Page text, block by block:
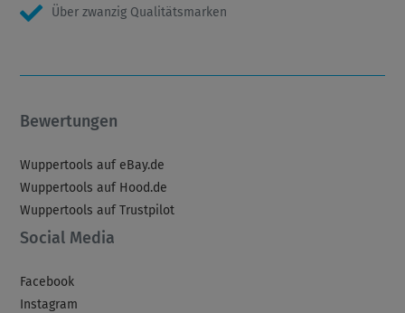
Über zwanzig Qualitätsmarken
Bewertungen
Wuppertools auf eBay.de
Wuppertools auf Hood.de
Wuppertools auf Trustpilot
Social Media
Facebook
Instagram